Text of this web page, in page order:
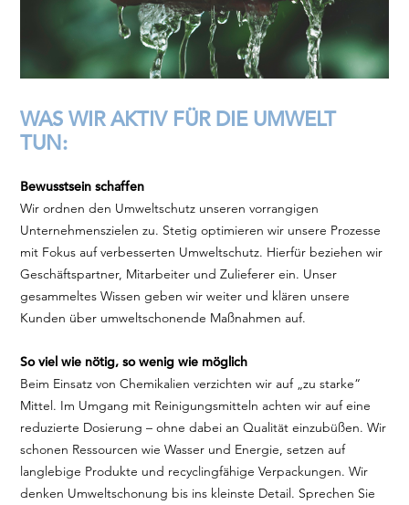
WAS WIR AKTIV FÜR DIE UMWELT
TUN:
Bewusstsein schaffen
Wir ordnen den Umweltschutz unseren vorrangigen
Unternehmenszielen zu. Stetig optimieren wir unsere Prozesse
mit Fokus auf verbesserten Umweltschutz. Hierfür beziehen wir
Geschäftspartner, Mitarbeiter und Zulieferer ein. Unser
gesammeltes Wissen geben wir weiter und klären unsere
Kunden über umweltschonende Maßnahmen auf.
So viel wie nötig, so wenig wie möglich
Beim Einsatz von Chemikalien verzichten wir auf „zu starke“
Mittel. Im Umgang mit Reinigungsmitteln achten wir auf eine
reduzierte Dosierung – ohne dabei an Qualität einzubüßen. Wir
schonen Ressourcen wie Wasser und Energie, setzen auf
langlebige Produkte und recyclingfähige Verpackungen. Wir
denken Umweltschonung bis ins kleinste Detail. Sprechen Sie